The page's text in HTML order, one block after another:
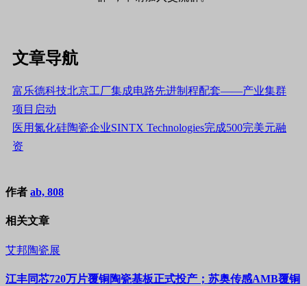
文章导航
富乐德科技北京工厂集成电路先进制程配套——产业集群
项目启动
医用氮化硅陶瓷企业SINTX Technologies完成500完美元融
资
作者 ab, 808
相关文章
艾邦陶瓷展
江丰同芯720万片覆铜陶瓷基板正式投产；苏奥传感AMB覆铜